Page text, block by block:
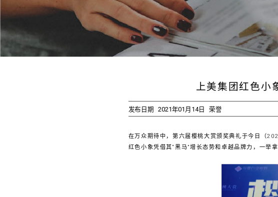
上美集团红色小
发布日期 2021年01月14日 荣誉
在万众期待中，第六届樱桃大赏颁奖典礼于今日（
红色小象凭借其“黑马”增长态势和卓越品牌力，一举